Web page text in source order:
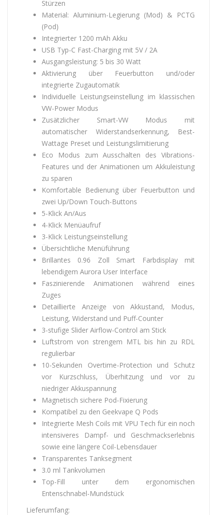
Stürzen
Material: Aluminium-Legierung (Mod) & PCTG
(Pod)
Integrierter 1200 mAh Akku
USB Typ-C Fast-Charging mit 5V / 2A
Ausgangsleistung: 5 bis 30 Watt
Aktivierung über Feuerbutton und/oder
integrierte Zugautomatik
Individuelle Leistungseinstellung im klassischen
VW-Power Modus
Zusätzlicher Smart-VW Modus mit
automatischer Widerstandserkennung, Best-
Wattage Preset und Leistungslimitierung
Eco Modus zum Ausschalten des Vibrations-
Features und der Animationen um Akkuleistung
zu sparen
Komfortable Bedienung über Feuerbutton und
zwei Up/Down Touch-Buttons
5-Klick An/Aus
4-Klick Menüaufruf
3-Klick Leistungseinstellung
Übersichtliche Menüführung
Brillantes 0.96 Zoll Smart Farbdisplay mit
lebendigem Aurora User Interface
Faszinierende Animationen während eines
Zuges
Detaillierte Anzeige von Akkustand, Modus,
Leistung, Widerstand und Puff-Counter
3-stufige Slider Airflow-Control am Stick
Luftstrom von strengem MTL bis hin zu RDL
regulierbar
10-Sekunden Overtime-Protection und Schutz
vor Kurzschluss, Überhitzung und vor zu
niedriger Akkuspannung
Magnetisch sichere Pod-Fixierung
Kompatibel zu den Geekvape Q Pods
Integrierte Mesh Coils mit VPU Tech für ein noch
intensiveres Dampf- und Geschmackserlebnis
sowie eine längere Coil-Lebensdauer
Transparentes Tanksegment
3.0 ml Tankvolumen
Top-Fill unter dem ergonomischen
Entenschnabel-Mundstück
Lieferumfang: